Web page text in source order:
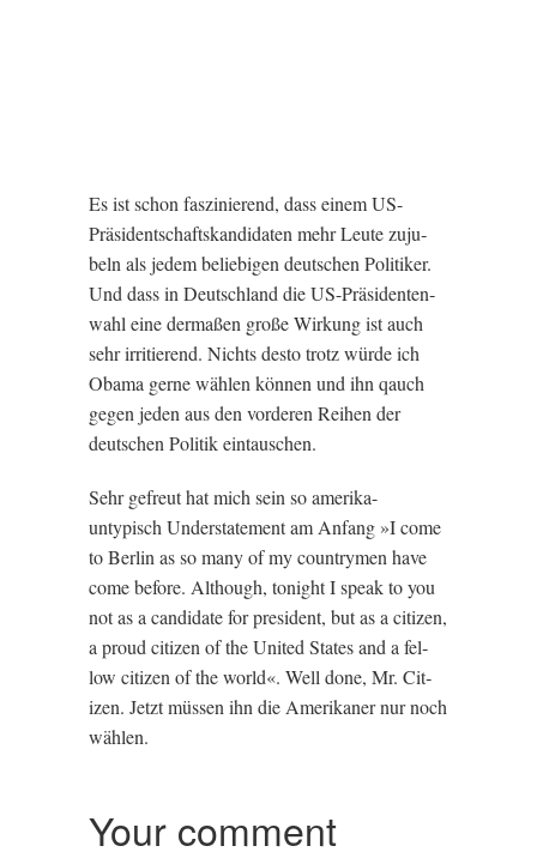
Es ist schon faszini­er­end, dass einem US-
Präsid­entschaft­skan­did­aten mehr Leute zuju­
beln als jedem beliebi­gen deutschen Politiker.
Und dass in Deutsch­land die US-Präsid­en­t­en­
wahl eine dermaßen große Wirkung ist auch
sehr irrit­i­er­end. Nichts desto trotz würde ich
Obama gerne wäh­len können und ihn qauch
gegen jeden aus den vorder­en Reihen der
deutschen Politik eintauschen.
Sehr gefreut hat mich sein so amerika-
untypisch Under­state­ment am Anfang »I come
to Ber­lin as so many of my coun­try­men have
come before. Although, tonight I speak to you
not as a can­did­ate for pres­id­ent, but as a cit­izen,
a proud cit­izen of the United States and a fel­
low cit­izen of the world«. Well done, Mr. Cit­
izen. Jet­zt müssen ihn die Amerik­an­er nur noch
wählen.
Your comment